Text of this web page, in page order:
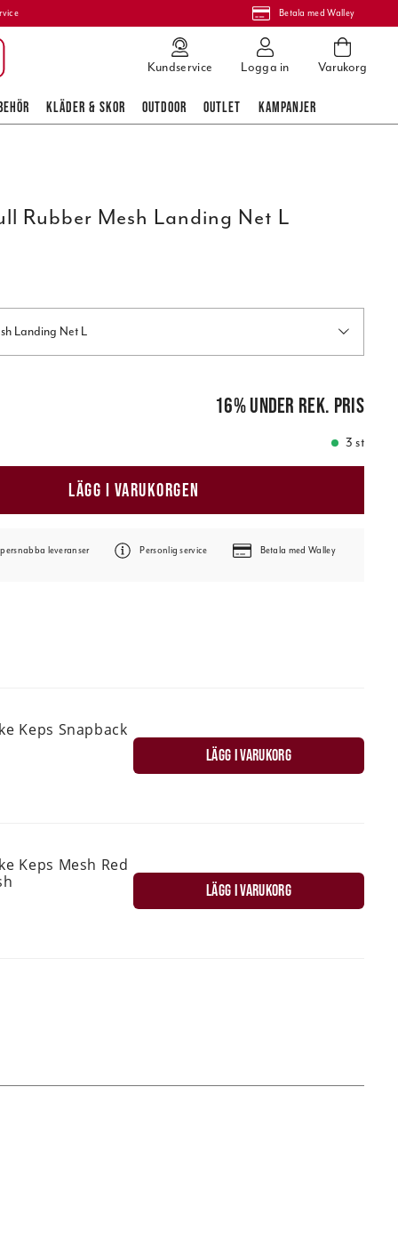
Betala med Walley
Kundservice Logga in Varukorg
KLÄDER & SKOR OUTDOOR OUTLET KAMPANJER
Rubber Mesh Landing Net L
Landing Net L
16%under rek. pris
3 st
LÄGG I VARUKORGEN
leveranser Personlig service Betala med Walley
Keps Snapback
LÄGG I VARUKORG
Keps Mesh Red
LÄGG I VARUKORG